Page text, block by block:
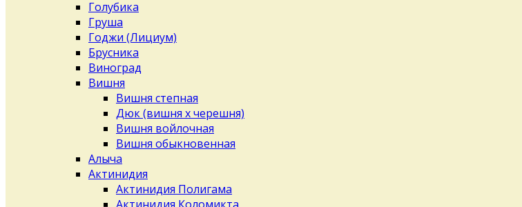
Голубика
Груша
Годжи (Лициум)
Брусника
Виноград
Вишня
Вишня степная
Дюк (вишня х черешня)
Вишня войлочная
Вишня обыкновенная
Алыча
Актинидия
Актинидия Полигама